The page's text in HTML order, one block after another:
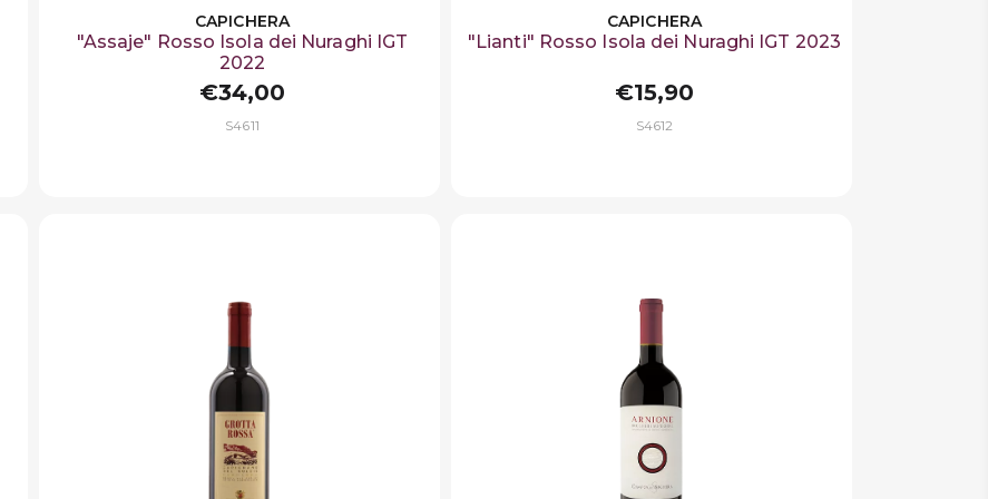
CAPICHERA
"Assaje" Rosso Isola dei Nuraghi IGT
2022
€34,00
S4611
CAPICHERA
"Lianti" Rosso Isola dei Nuraghi IGT 2023
€15,90
S4612